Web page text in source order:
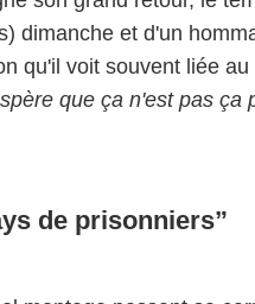
dimanche et d'un
qu'il voit souvent liée au
que ça n'est pas ça
de prisonniers